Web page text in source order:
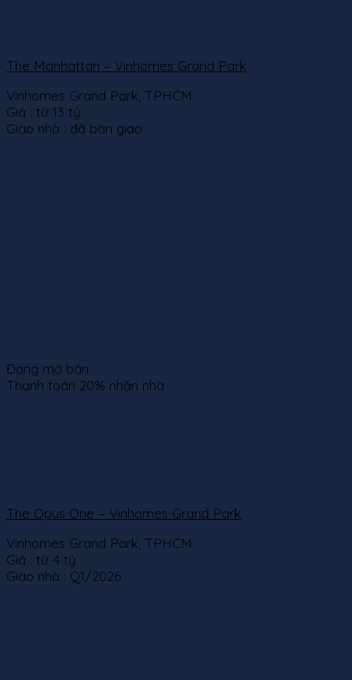
The Manhattan – Vinhomes Grand Park
Vinhomes Grand Park, TPHCM
Giá : từ 13 tỷ
Giao nhà : đã bàn giao
Đang mở bán
Thanh toán 20% nhận nhà
The Opus One – Vinhomes Grand Park
Vinhomes Grand Park, TPHCM
Giá : từ 4 tỷ
Giao nhà : Q1/2026